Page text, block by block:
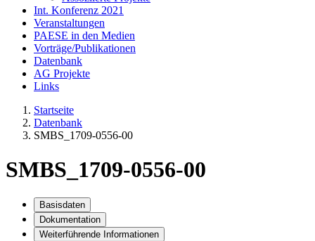
Int. Konferenz 2021
Veranstaltungen
PAESE in den Medien
Vorträge/Publikationen
Datenbank
AG Projekte
Links
Startseite
Datenbank
SMBS_1709-0556-00
SMBS_1709-0556-00
Basisdaten
Dokumentation
Weiterführende Informationen